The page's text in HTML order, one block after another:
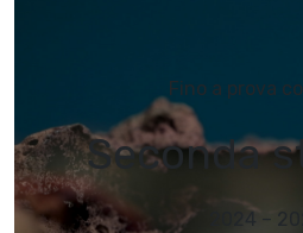
Fino a prova
Seconda
2024 –